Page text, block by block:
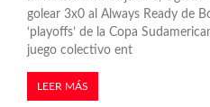
golear 3x0 al Always Ready de
‘playoffs’ de la Copa
juego colectivo ent
LEER MÁS